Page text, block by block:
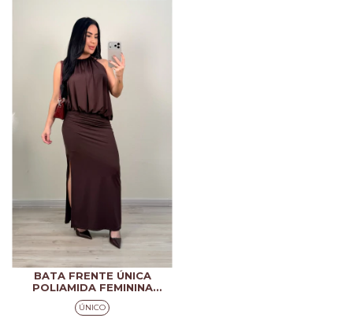
BATA FRENTE ÚNICA
POLIAMIDA FEMININA
SAFIRA
ÚNICO